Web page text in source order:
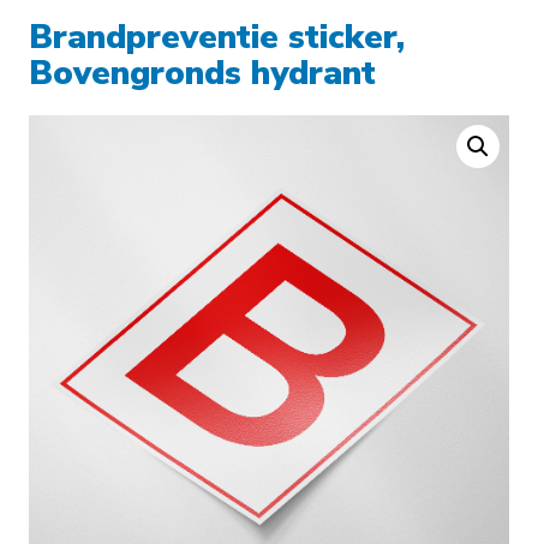
Brandpreventie sticker,
Bovengronds hydrant